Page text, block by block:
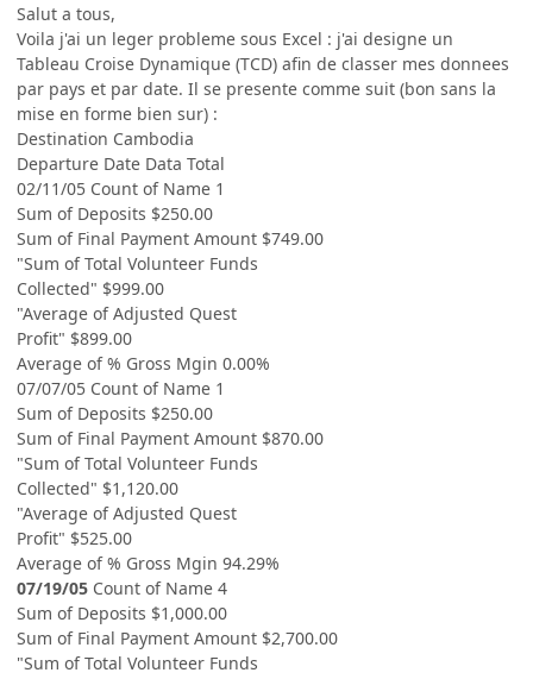
Salut a tous,
Voila j'ai un leger probleme sous Excel : j'ai designe un
Tableau Croise Dynamique (TCD) afin de classer mes donnees
par pays et par date. Il se presente comme suit (bon sans la
mise en forme bien sur) :
Destination Cambodia
Departure Date Data Total
02/11/05 Count of Name 1
Sum of Deposits $250.00
Sum of Final Payment Amount $749.00
"Sum of Total Volunteer Funds
Collected" $999.00
"Average of Adjusted Quest
Profit" $899.00
Average of % Gross Mgin 0.00%
07/07/05 Count of Name 1
Sum of Deposits $250.00
Sum of Final Payment Amount $870.00
"Sum of Total Volunteer Funds
Collected" $1,120.00
"Average of Adjusted Quest
Profit" $525.00
Average of % Gross Mgin 94.29%
07/19/05 Count of Name 4
Sum of Deposits $1,000.00
Sum of Final Payment Amount $2,700.00
"Sum of Total Volunteer Funds